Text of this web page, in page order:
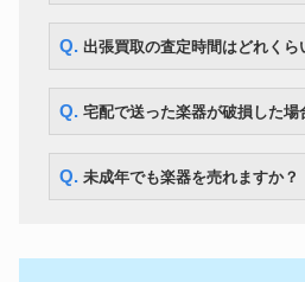
Q. 出張買取の査定時間はどれく
Q. 宅配で送った楽器が破損した
Q. 未成年でも楽器を売れますか？